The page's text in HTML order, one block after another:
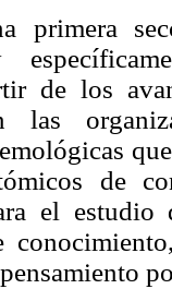
primera
de los
las
de
el estudio